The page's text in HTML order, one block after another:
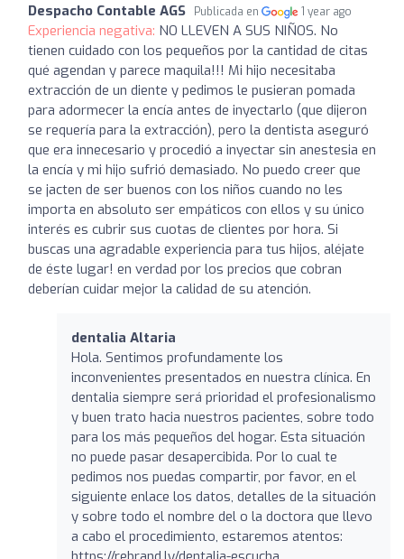
Despacho Contable AGS Publicada en 1 year ago
Experiencia negativa: NO LLEVEN A SUS NIÑOS. No
tienen cuidado con los pequeños por la cantidad de citas
qué agendan y parece maquila!!! Mi hijo necesitaba
extracción de un diente y pedimos le pusieran pomada
para adormecer la encía antes de inyectarlo (que dijeron
se requería para la extracción), pero la dentista aseguró
que era innecesario y procedió a inyectar sin anestesia en
la encía y mi hijo sufrió demasiado. No puedo creer que
se jacten de ser buenos con los niños cuando no les
importa en absoluto ser empáticos con ellos y su único
interés es cubrir sus cuotas de clientes por hora. Si
buscas una agradable experiencia para tus hijos, aléjate
de éste lugar! en verdad por los precios que cobran
deberían cuidar mejor la calidad de su atención.
dentalia Altaria
Hola. Sentimos profundamente los
inconvenientes presentados en nuestra clínica. En
dentalia siempre será prioridad el profesionalismo
y buen trato hacia nuestros pacientes, sobre todo
para los más pequeños del hogar. Esta situación
no puede pasar desapercibida. Por lo cual te
pedimos nos puedas compartir, por favor, en el
siguiente enlace los datos, detalles de la situación
y sobre todo el nombre del o la doctora que llevo
a cabo el procedimiento, estaremos atentos: